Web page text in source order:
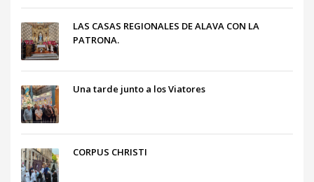
LAS CASAS REGIONALES DE ALAVA CON LA
PATRONA.
Una tarde junto a los Viatores
CORPUS CHRISTI